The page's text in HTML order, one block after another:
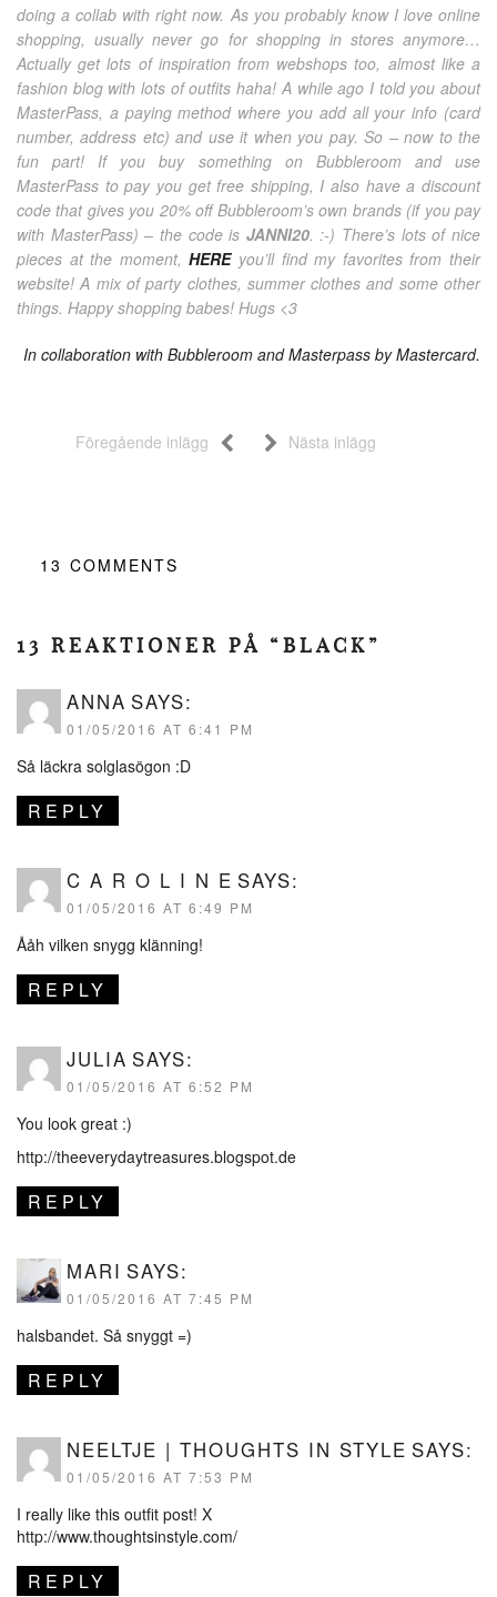
doing a collab with right now. As you probably know I love online
shopping, usually never go for shopping in stores anymore…
Actually get lots of inspiration from webshops too, almost like a
fashion blog with lots of outfits haha! A while ago I told you about
MasterPass, a paying method where you add all your info (card
number, address etc) and use it when you pay. So – now to the
fun part! If you buy something on Bubbleroom and use
MasterPass to pay you get free shipping, I also have a discount
code that gives you 20% off Bubbleroom’s own brands (if you pay
with MasterPass) – the code is JANNI20. :-) There’s lots of nice
pieces at the moment,HEREyou’ll find my favorites from their
website! A mix of party clothes, summer clothes and some other
things. Happy shopping babes! Hugs <3
In collaboration with Bubbleroom and Masterpass by Mastercard.
Föregående inlägg Nästa inlägg
13 COMMENTS
13 REAKTIONER PÅ “BLACK”
ANNA SAYS:
01/05/2016 AT 6:41 PM
Så läckra solglasögon :D
REPLY
C A R O L I N E SAYS:
01/05/2016 AT 6:49 PM
Ååh vilken snygg klänning!
REPLY
JULIA SAYS:
01/05/2016 AT 6:52 PM
You look great :)
http://theeverydaytreasures.blogspot.de
REPLY
MARI SAYS:
01/05/2016 AT 7:45 PM
halsbandet. Så snyggt =)
REPLY
NEELTJE | THOUGHTS IN STYLE SAYS:
01/05/2016 AT 7:53 PM
I really like this outfit post! X
http://www.thoughtsinstyle.com/
REPLY